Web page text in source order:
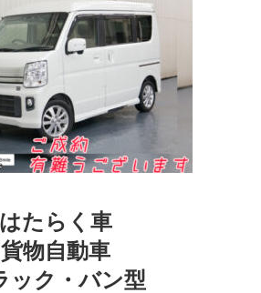
はたらく車
貨物自動車
ック・バン型